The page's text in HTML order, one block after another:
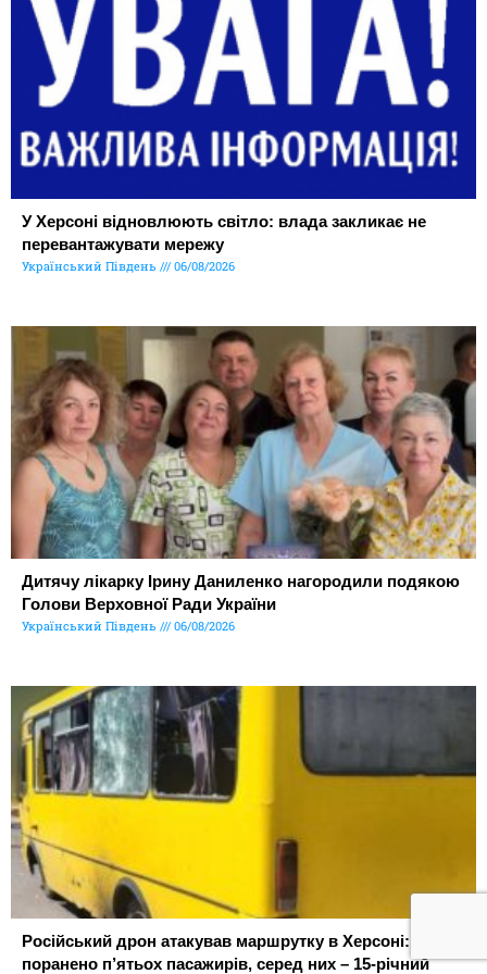
У Херсоні відновлюють світло: влада закликає не
перевантажувати мережу
Український Південь 06/08/2026
Дитячу лікарку Ірину Даниленко нагородили подякою
Голови Верховної Ради України
Український Південь 06/08/2026
Російський дрон атакував маршрутку в Херсоні:
поранено п’ятьох пасажирів, серед них – 15-річний